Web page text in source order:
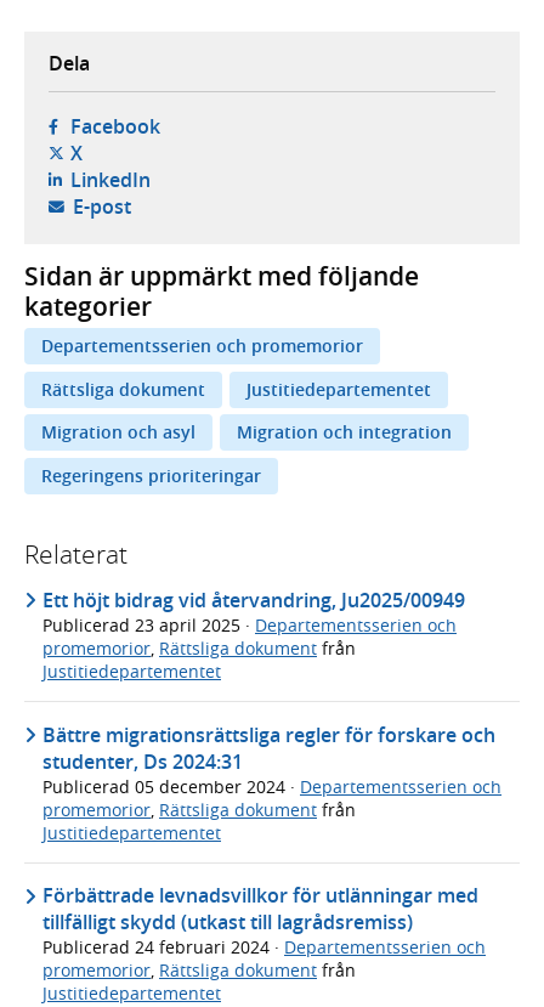
Dela
Facebook- öppnas i ny flik, extern webbplats,
X- öppnas i ny flik, extern webbplats,
LinkedIn- öppnas i ny flik, extern webbplats,
E-post- öppnar din e-postklient,
Sidan är uppmärkt med följande
kategorier
Departementsserien och promemorior
Rättsliga dokument
Justitiedepartementet
Migration och asyl
Migration och integration
Regeringens prioriteringar
Relaterat
Ett höjt bidrag vid återvandring, Ju2025/00949
Publicerad 23 april 2025 · Departementsserien och
promemorior, Rättsliga dokument från
Justitiedepartementet
Bättre migrationsrättsliga regler för forskare och
studenter, Ds 2024:31
Publicerad 05 december 2024 · Departementsserien och
promemorior, Rättsliga dokument från
Justitiedepartementet
Förbättrade levnadsvillkor för utlänningar med
tillfälligt skydd (utkast till lagrådsremiss)
Publicerad 24 februari 2024 · Departementsserien och
promemorior, Rättsliga dokument från
Justitiedepartementet